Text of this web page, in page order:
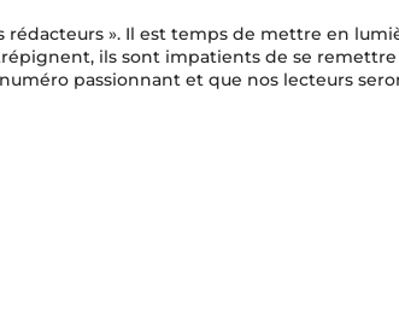
rédacteurs ». Il est temps de mettre en
ils sont impatients de se remettre
passionnant et que nos lecteurs